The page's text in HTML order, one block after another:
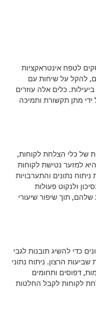
לטפח אינטראקציות
להקל על שיחות עם
כלים אלה עוזרים
מתן תקשורת ותמיכה
של כלי הצלחת לקוחות,
היא למזער נטישת לקוחות
נתונים והתערבויות
ולנקוט פעולות
תוך שיפור שיעורי
כדי להשיג תובנות לגבי
הרצון. ניתוח נתוני
דפוסים ותחומים
לקוחות לקבל החלטות